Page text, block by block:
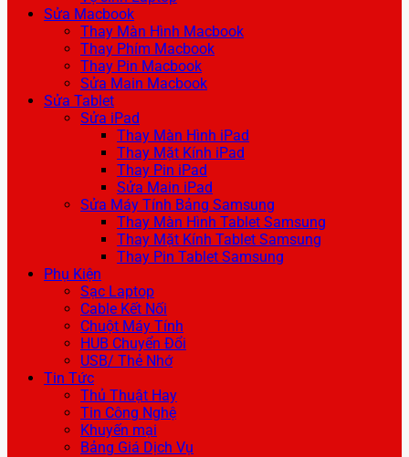
Sửa Macbook
Thay Màn Hình Macbook
Thay Phím Macbook
Thay Pin Macbook
Sửa Main Macbook
Sửa Tablet
Sửa iPad
Thay Màn Hình iPad
Thay Mặt Kính iPad
Thay Pin iPad
Sửa Main iPad
Sửa Máy Tính Bảng Samsung
Thay Màn Hình Tablet Samsung
Thay Mặt Kính Tablet Samsung
Thay Pin Tablet Samsung
Phụ Kiện
Sạc Laptop
Cable Kết Nối
Chuột Máy Tính
HUB Chuyển Đổi
USB/ Thẻ Nhớ
Tin Tức
Thủ Thuật Hay
Tin Công Nghệ
Khuyến mại
Bảng Giá Dịch Vụ